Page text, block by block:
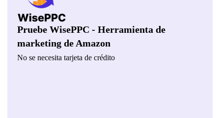
Pruebe WisePPC - Herramienta de
marketing de Amazon
No se necesita tarjeta de crédito